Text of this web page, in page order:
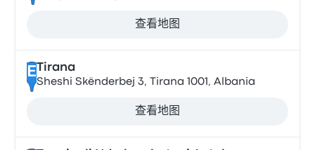
查看地图
E Tirana
Sheshi Skënderbej 3, Tirana 1001, Albania
查看地图